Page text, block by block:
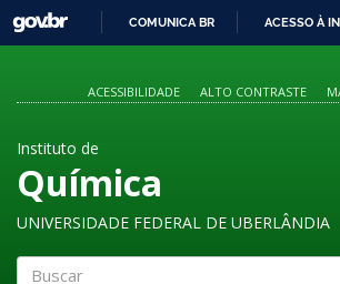
O
CONTEÚDO
GOVBR
COMUNICA BR ACESSO À
ACESSIBILIDADE
ALTO CONTRASTE
Instituto de
Química
UNIVERSIDADE FEDERAL DE UBERLÂNDIA